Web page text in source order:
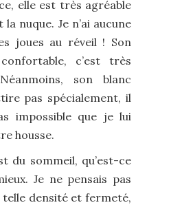
elle est très agréable
nuque. Je n’ai aucune
joues au réveil ! Son
c’est très
son blanc
pas spécialement, il
impossible que je lui
housse.
du sommeil, qu’est-ce
Je ne pensais pas
densité et fermeté,